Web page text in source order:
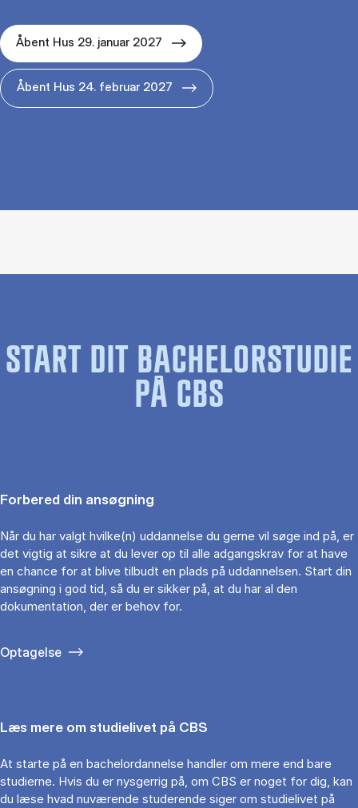
Åbent Hus 29. januar 2027
Åbent Hus 24. februar 2027
START DIT BACHELORSTUDIE
PÅ CBS
Forbered din ansøgning
Når du har valgt hvilke(n) uddannelse du gerne vil søge ind på, er
det vigtig at sikre at du lever op til alle adgangskrav for at have
en chance for at blive tilbudt en plads på uddannelsen. Start din
ansøgning i god tid, så du er sikker på, at du har al den
dokumentation, der er behov for.
Optagelse
Læs mere om studielivet på CBS
At starte på en bachelordannelse handler om mere end bare
studierne. Hvis du er nysgerrig på, om CBS er noget for dig, kan
du læse hvad nuværende studerende siger om studielivet på